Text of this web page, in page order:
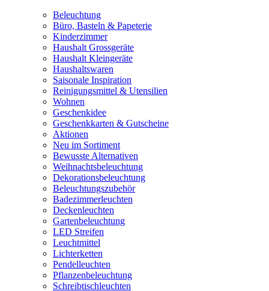
Beleuchtung
Büro, Basteln & Papeterie
Kinderzimmer
Haushalt Grossgeräte
Haushalt Kleingeräte
Haushaltswaren
Saisonale Inspiration
Reinigungsmittel & Utensilien
Wohnen
Geschenkidee
Geschenkkarten & Gutscheine
Aktionen
Neu im Sortiment
Bewusste Alternativen
Weihnachtsbeleuchtung
Dekorationsbeleuchtung
Beleuchtungszubehör
Badezimmerleuchten
Deckenleuchten
Gartenbeleuchtung
LED Streifen
Leuchtmittel
Lichterketten
Pendelleuchten
Pflanzenbeleuchtung
Schreibtischleuchten